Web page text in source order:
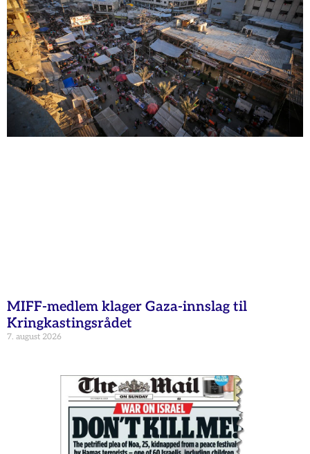
MIFF-medlem klager Gaza-innslag til
Kringkastingsrådet
7. august 2026